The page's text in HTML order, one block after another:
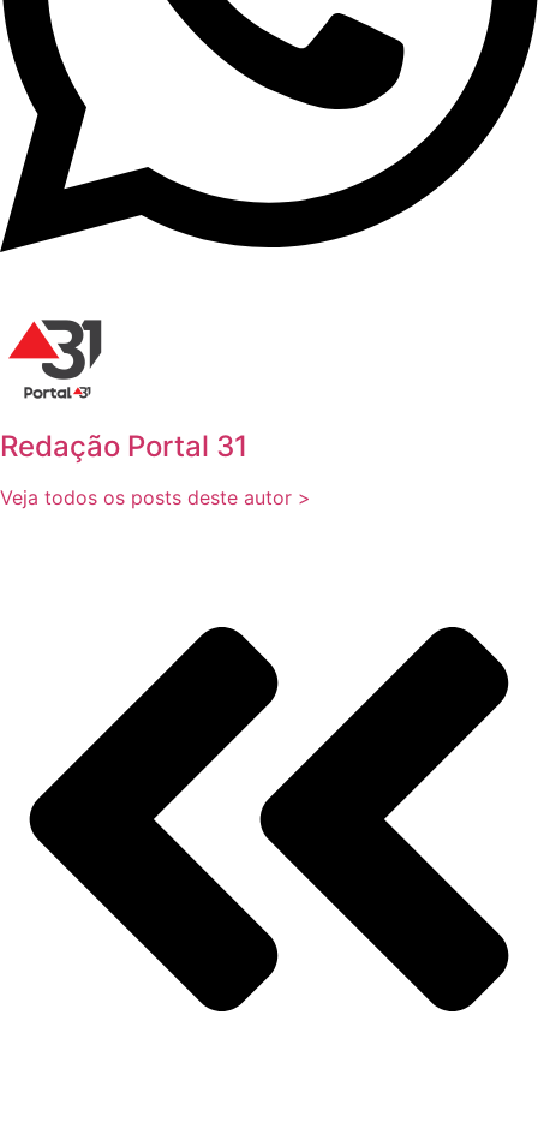
Redação Portal 31
Veja todos os posts deste autor >